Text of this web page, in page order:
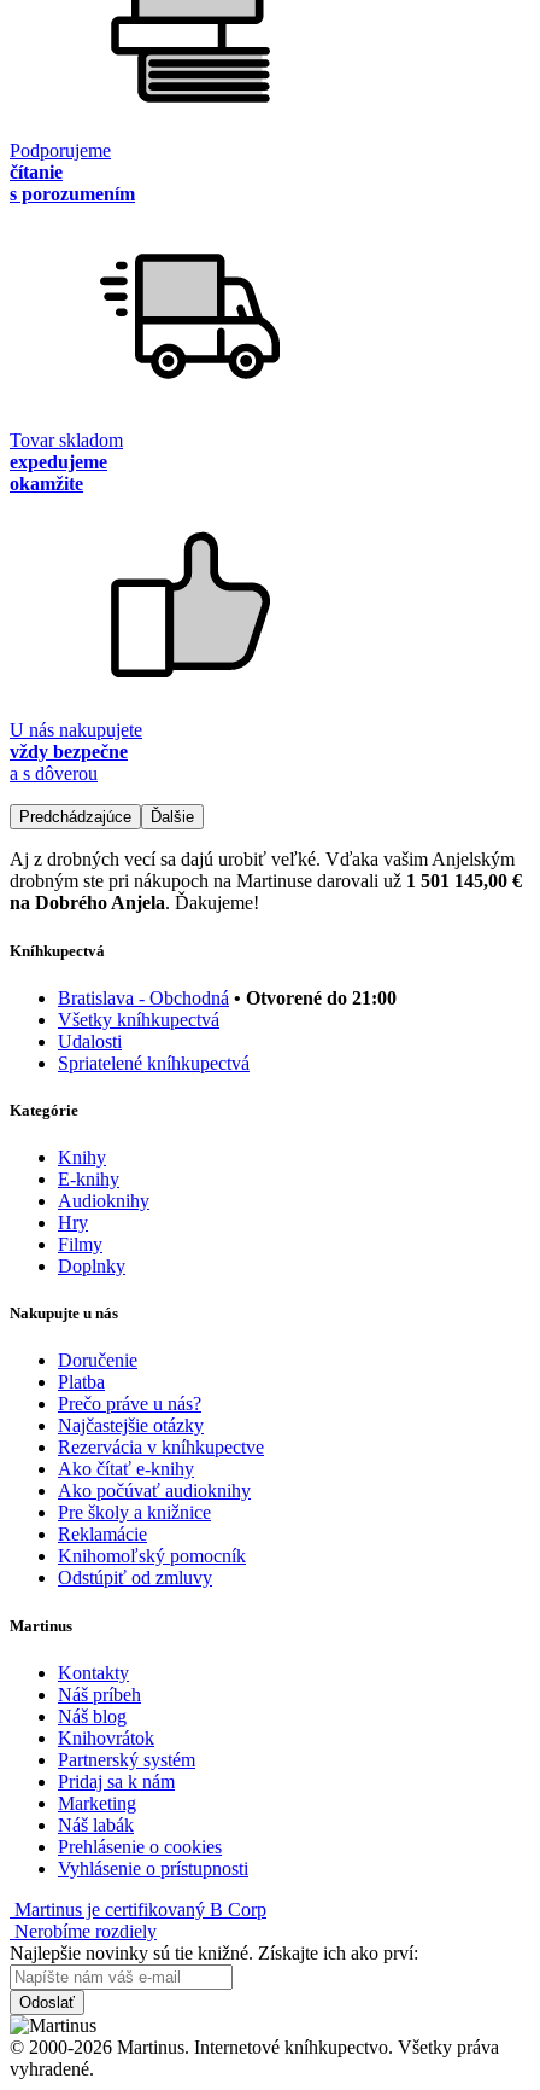
Podporujeme
čítanie
s porozumením
Tovar skladom
expedujeme
okamžite
U nás nakupujete
vždy bezpečne
a s dôverou
Predchádzajúce Ďalšie
Aj z drobných vecí sa dajú urobiť veľké. Vďaka vašim Anjelským
drobným ste pri nákupoch na Martinuse darovali už 1 501 145,00 €
na Dobrého Anjela. Ďakujeme!
Kníhkupectvá
Bratislava - Obchodná • Otvorené do 21:00
Všetky kníhkupectvá
Udalosti
Spriatelené kníhkupectvá
Kategórie
Knihy
E-knihy
Audioknihy
Hry
Filmy
Doplnky
Nakupujte u nás
Doručenie
Platba
Prečo práve u nás?
Najčastejšie otázky
Rezervácia v kníhkupectve
Ako čítať e-knihy
Ako počúvať audioknihy
Pre školy a knižnice
Reklamácie
Knihomoľský pomocník
Odstúpiť od zmluvy
Martinus
Kontakty
Náš príbeh
Náš blog
Knihovrátok
Partnerský systém
Pridaj sa k nám
Marketing
Náš labák
Prehlásenie o cookies
Vyhlásenie o prístupnosti
Martinus je certifikovaný B Corp
Nerobíme rozdiely
Najlepšie novinky sú tie knižné. Získajte ich ako prví:
Odoslať
© 2000-2026 Martinus. Internetové kníhkupectvo. Všetky práva
vyhradené.